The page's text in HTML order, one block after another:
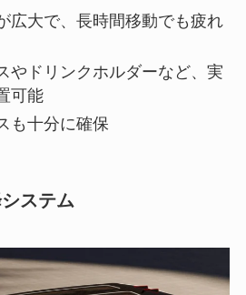
広大で、長時間移動でも疲れ
やドリンクホルダーなど、実
可能
も十分に確保
ステム